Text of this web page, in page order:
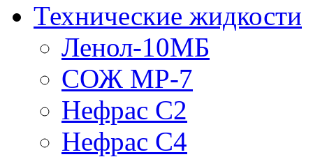
Технические жидкости
Ленол-10МБ
СОЖ МР-7
Нефрас С2
Нефрас С4